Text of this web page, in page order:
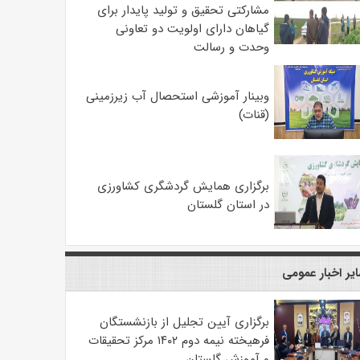
مشارکتی تحقیق و تولید پایدار برای
گیاهان دارای اولویت دو تعاونی
وحدت و رسالت
وبینار آموزشی استحصال آب زیرزمینی
(قنات)
برگزاری همایش گردشگری کشاورزی
در استان گلستان
اخبار عمومی
برگزاری آیین تجلیل از بازنشستگان
فرهیخته نیمه دوم ۱۴۰۲ مرکز تحقیقات